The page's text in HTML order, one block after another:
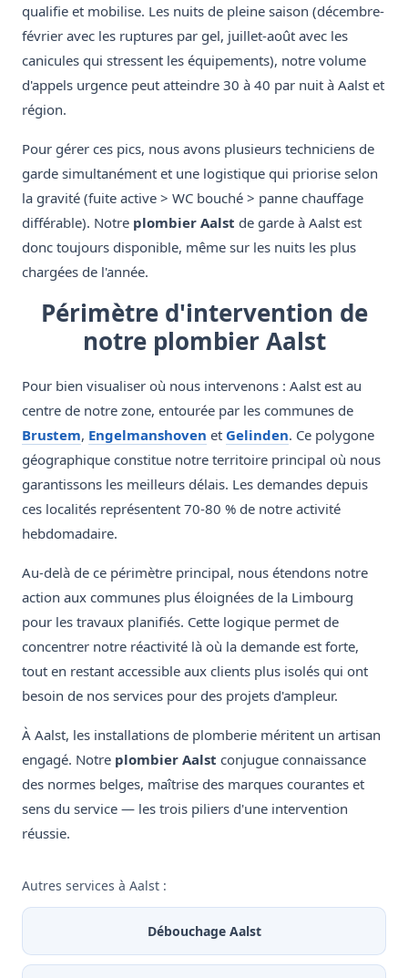
qualifie et mobilise. Les nuits de pleine saison (décembre-
février avec les ruptures par gel, juillet-août avec les
canicules qui stressent les équipements), notre volume
d'appels urgence peut atteindre 30 à 40 par nuit à Aalst et
région.
Pour gérer ces pics, nous avons plusieurs techniciens de
garde simultanément et une logistique qui priorise selon
la gravité (fuite active > WC bouché > panne chauffage
différable). Notre plombier Aalst de garde à Aalst est
donc toujours disponible, même sur les nuits les plus
chargées de l'année.
Périmètre d'intervention de
notre plombier Aalst
Pour bien visualiser où nous intervenons : Aalst est au
centre de notre zone, entourée par les communes de
Brustem, Engelmanshoven et Gelinden. Ce polygone
géographique constitue notre territoire principal où nous
garantissons les meilleurs délais. Les demandes depuis
ces localités représentent 70-80 % de notre activité
hebdomadaire.
Au-delà de ce périmètre principal, nous étendons notre
action aux communes plus éloignées de la Limbourg
pour les travaux planifiés. Cette logique permet de
concentrer notre réactivité là où la demande est forte,
tout en restant accessible aux clients plus isolés qui ont
besoin de nos services pour des projets d'ampleur.
À Aalst, les installations de plomberie méritent un artisan
engagé. Notre plombier Aalst conjugue connaissance
des normes belges, maîtrise des marques courantes et
sens du service — les trois piliers d'une intervention
réussie.
Autres services à Aalst :
Débouchage Aalst